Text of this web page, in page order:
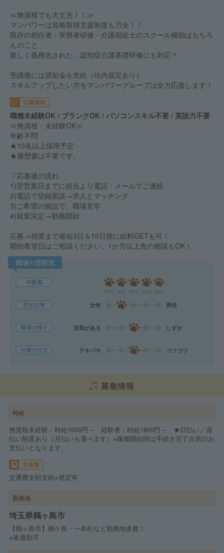
≪無資格でも大丈夫！！≫
マンパワーは資格取得支援制度も万全！！
既存の初任者・実務者研修・介護福祉士のスクール補助はもちろ
んのこと
新しく義務化された、認知症介護基礎研修にも対応＊
受講後には奨励金を支給（社内規定あり）
スキルアップしたい方をマンパワーグループは全力応援します！
応募資格
職種未経験OK / ブランクOK / パソコンスキル不要 / 英語力不要
≪無資格・未経験OK≫
年齢不問
★10名以上採用予定
★履歴書は不要です。
▽応募後の流れ
1)翌営業日までに担当より電話・メールでご連絡
2)電話で登録面談→求人とマッチング
3)ご希望の施設で、職場見学
4)就業決定→勤務開始
応募→就業まで最短3日＆10日後に給料GETも可！
開始希望日はご相談ください。1か月以上先の相談もOK！
職場の雰囲気
年齢層
男女比率 女性 男性
職場の様子 活気がある しずか
仕事の仕方 テキパキ コツコツ
募集情報
時給
無資格未経験：時給1600円～ 経験者：時給1800円～ ★日払い／週
払い制度あり（月払いも選べます）※稼働開始時は手続き完了次第のお
支払いとなります。
交通費
交通費全額支給※規定有
勤務地
埼玉県鶴ヶ島市
【鶴ヶ島市】鶴ケ島・一本松など勤務地多数！
※車通勤可